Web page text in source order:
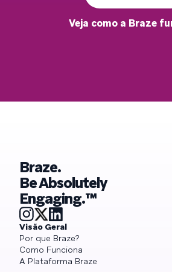
Veja como a Braze
Braze.
Be Absolutely
Engaging.™
Visão Geral
Por que Braze?
Como Funciona
A Plataforma Braze